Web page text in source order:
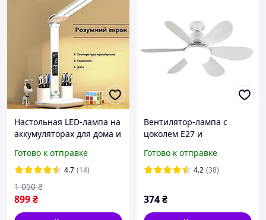
Настольная LED-лампа на
аккумуляторах для дома и
часами, календарем
Готово к отправке
4.7 (14)
899₴
1 050 ₴
Вентилятор-лампа с
цоколем E27 и
(3 режима, 40W) FLOWER
FAN LIGHT AT-2523D iC227
Готово к отправке
4.2 (38)
374₴